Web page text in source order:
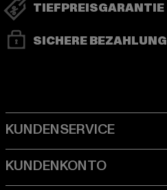
TIEFPREISGARANTIE
SICHERE BEZAHLUNG